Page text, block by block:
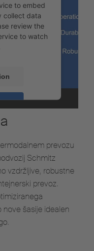
to embed
collect data
review the
to watch
Consent
prevozu
Schmitz
vzdržljive, robustne
prevoz.
nove šasije idealen